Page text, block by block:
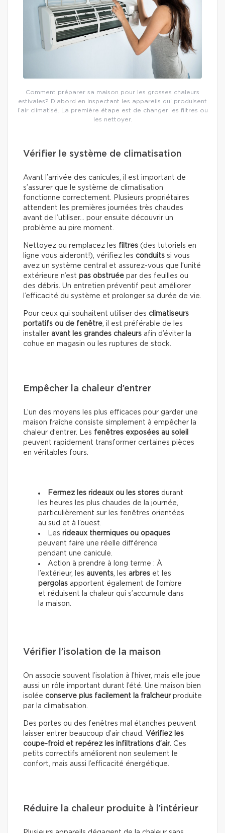
Comment préparer sa maison pour les grosses chaleurs
estivales? D’abord en inspectant les appareils qui produisent
l’air climatisé. La première étape est de changer les filtres ou
les nettoyer.
Vérifier le système de climatisation
Avant l’arrivée des canicules, il est important de
s’assurer que le système de climatisation
fonctionne correctement. Plusieurs propriétaires
attendent les premières journées très chaudes
avant de l’utiliser… pour ensuite découvrir un
problème au pire moment.
Nettoyez ou remplacez les filtres (des tutoriels en
ligne vous aideront!), vérifiez les conduits si vous
avez un système central et assurez-vous que l’unité
extérieure n’est pas obstruée par des feuilles ou
des débris. Un entretien préventif peut améliorer
l’efficacité du système et prolonger sa durée de vie.
Pour ceux qui souhaitent utiliser des climatiseurs
portatifs ou de fenêtre, il est préférable de les
installer avant les grandes chaleurs afin d’éviter la
cohue en magasin ou les ruptures de stock.
Empêcher la chaleur d’entrer
L’un des moyens les plus efficaces pour garder une
maison fraîche consiste simplement à empêcher la
chaleur d’entrer. Les fenêtres exposées au soleil
peuvent rapidement transformer certaines pièces
en véritables fours.
Fermez les rideaux ou les stores durant
les heures les plus chaudes de la journée,
particulièrement sur les fenêtres orientées
au sud et à l’ouest.
Les rideaux thermiques ou opaques
peuvent faire une réelle différence
pendant une canicule.
Action à prendre à long terme : À
l’extérieur, les auvents, les arbres et les
pergolas apportent également de l’ombre
et réduisent la chaleur qui s’accumule dans
la maison.
Vérifier l’isolation de la maison
On associe souvent l’isolation à l’hiver, mais elle joue
aussi un rôle important durant l’été. Une maison bien
isolée conserve plus facilement la fraîcheurproduite
par la climatisation.
Des portes ou des fenêtres mal étanches peuvent
laisser entrer beaucoup d’air chaud. Vérifiez les
coupe-froid et repérez les infiltrations d’air. Ces
petits correctifs améliorent non seulement le
confort, mais aussi l’efficacité énergétique.
Réduire la chaleur produite à l’intérieur